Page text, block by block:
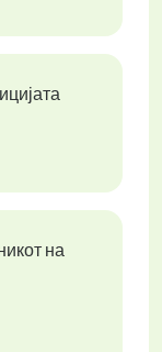
на